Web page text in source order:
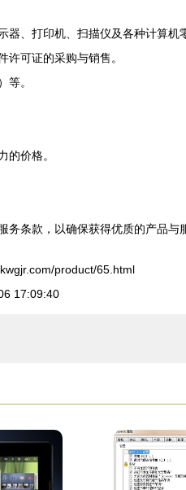
、打印机、扫描仪及各种计算机
许可证的采购与销售。
等。
的价格。
条款，以确保获得优质的产品与
product/65.html
17:09:40